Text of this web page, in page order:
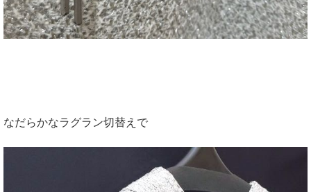
なだらかなラグラン切替えで